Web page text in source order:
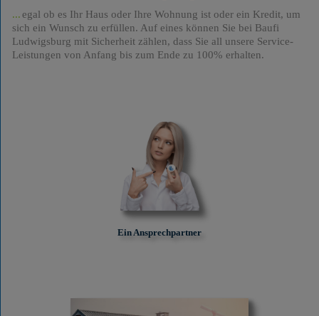
egal ob es Ihr Haus oder Ihre Wohnung ist oder ein Kredit, um
sich ein Wunsch zu erfüllen. Auf eines können Sie bei Baufi
Ludwigsburg mit Sicherheit zählen, dass Sie all unsere Service-
Leistungen von Anfang bis zum Ende zu 100% erhalten.
Ein Ansprechpartner